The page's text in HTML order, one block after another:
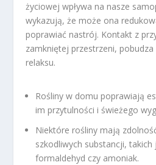
życiowej wpływa na nasze
wykazują, że może ona
poprawiać nastrój. Kontakt z
zamkniętej przestrzeni, pobudza
relaksu.
Rośliny w domu poprawiają
im przytulności i świeżego
Niektóre rośliny mają
szkodliwych substancji, takich
formaldehyd czy amoniak.